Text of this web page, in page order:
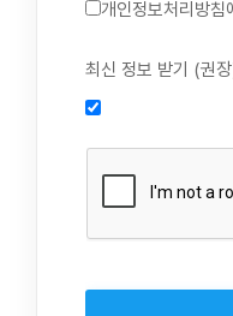
제1조 (목적)
웹사이트, 관련 소
제공하는 "사이
사항을 규정함을
를 받는 등 법령상
인 동의 진행, 이용
인, 이용자 식별,
2. 약관 위반 행위
한 운영에 지장을
재, 계정도용 방지
달, 분쟁조정을 위
3. 서비스 이용기
개인정보처리방침
최신 정보 받기 (권